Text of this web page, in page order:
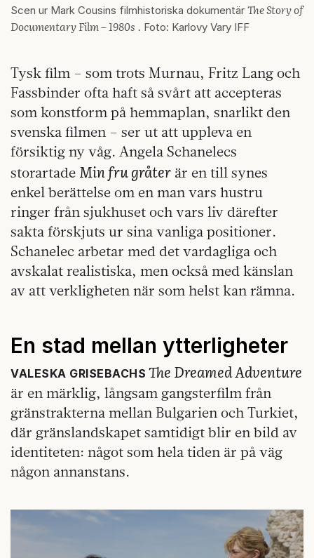
Scen ur Mark Cousins filmhistoriska dokumentär The Story of
Documentary Film – 1980s . Foto: Karlovy Vary IFF
Tysk film – som trots Murnau, Fritz Lang och
Fassbinder ofta haft så svårt att accepteras
som konstform på hemmaplan, snarlikt den
svenska filmen – ser ut att uppleva en
försiktig ny våg. Angela Schanelecs
storartade Min fru gråter är en till synes
enkel berättelse om en man vars hustru
ringer från sjukhuset och vars liv därefter
sakta förskjuts ur sina vanliga positioner.
Schanelec arbetar med det vardagliga och
avskalat realistiska, men också med känslan
av att verkligheten när som helst kan rämna.
En stad mellan ytterligheter
VALESKA GRISEBACHS The Dreamed Adventure
är en märklig, långsam gangsterfilm från
gränstrakterna mellan Bulgarien och Turkiet,
där gränslandskapet samtidigt blir en bild av
identiteten: något som hela tiden är på väg
någon annanstans.